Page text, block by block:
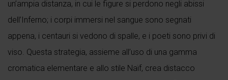
un’ampia distanza, in cui le figure si perdono negli abissi
dell’Inferno; i corpi immersi nel sangue sono segnati
appena, i centauri si vedono di spalle, e i poeti sono privi di
viso. Questa strategia, assieme all’uso di una gamma
cromatica elementare e allo stile Naïf, crea distacco